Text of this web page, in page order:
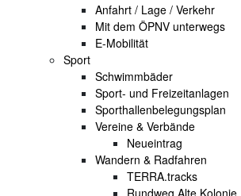
Anfahrt / Lage / Verkehr
Mit dem ÖPNV unterwegs
E-Mobilität
Sport
Schwimmbäder
Sport- und Freizeitanlagen
Sporthallenbelegungsplan
Vereine & Verbände
Neueintrag
Wandern & Radfahren
TERRA.tracks
Rundweg Alte Kolonie